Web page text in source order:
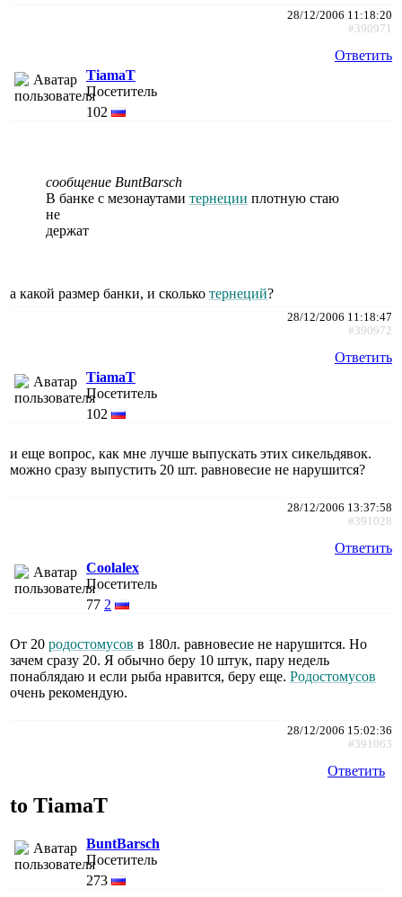
28/12/2006 11:18:20
#390971
Ответить
TiamaT
Посетитель
102
сообщение BuntBarsch
В банке с мезонаутами тернеции плотную стаю
не
держат
а какой размер банки, и сколько тернеций?
28/12/2006 11:18:47
#390972
Ответить
TiamaT
Посетитель
102
и еще вопрос, как мне лучше выпускать этих сикельдявок.
можно сразу выпустить 20 шт. равновесие не нарушится?
28/12/2006 13:37:58
#391028
Ответить
Coolalex
Посетитель
77 2
От 20 родостомусов в 180л. равновесие не нарушится. Но
зачем сразу 20. Я обычно беру 10 штук, пару недель
понаблядаю и если рыба нравится, беру еще. Родостомусов
очень рекомендую.
28/12/2006 15:02:36
#391063
Ответить
to TiamaT
BuntBarsch
Посетитель
273